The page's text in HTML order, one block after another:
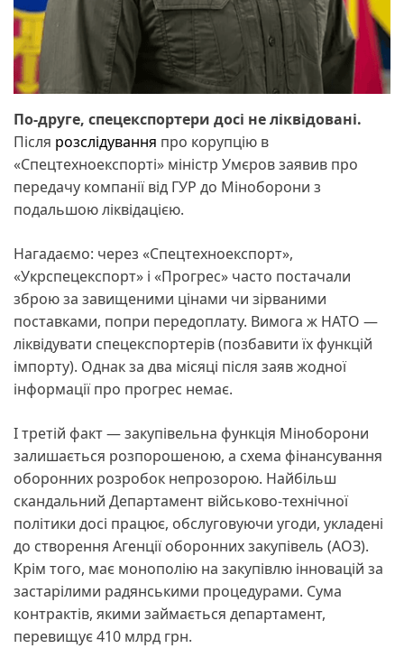
По-друге, спецекспортери досі не ліквідовані.
Після розслідування про корупцію в
«Спецтехноекспорті» міністр Умєров заявив про
передачу компанії від ГУР до Міноборони з
подальшою ліквідацією.
Нагадаємо: через «Спецтехноекспорт»,
«Укрспецекспорт» і «Прогрес» часто постачали
зброю за завищеними цінами чи зірваними
поставками, попри передоплату. Вимога ж НАТО —
ліквідувати спецекспортерів (позбавити їх функцій
імпорту). Однак за два місяці після заяв жодної
інформації про прогрес немає.
І третій факт — закупівельна функція Міноборони
залишається розпорошеною, а схема фінансування
оборонних розробок непрозорою. Найбільш
скандальний Департамент військово-технічної
політики досі працює, обслуговуючи угоди, укладені
до створення Агенції оборонних закупівель (АОЗ).
Крім того, має монополію на закупівлю інновацій за
застарілими радянськими процедурами. Сума
контрактів, якими займається департамент,
перевищує 410 млрд грн.